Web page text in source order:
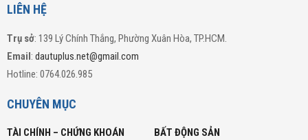
LIÊN HỆ
Trụ sở: 139 Lý Chính Thắng, Phường Xuân Hòa, TP.HCM.
Email : dautuplus.net@gmail.com
Hotline: 0764.026.985
CHUYÊN MỤC
TÀI CHÍNH – CHỨNG KHOÁN
BẤT ĐỘNG SẢN